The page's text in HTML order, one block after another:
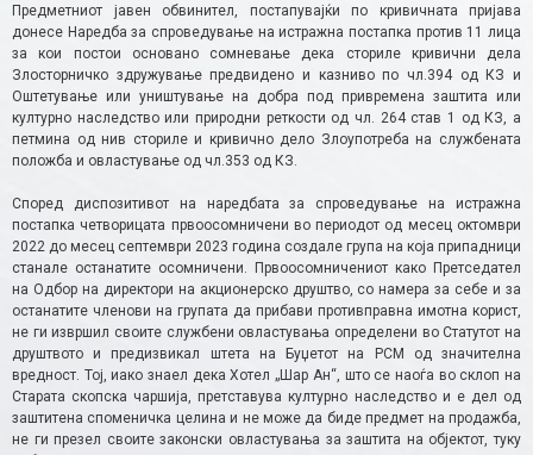
Предметниот јавен обвинител, постапувајќи по кривичната пријава
донесе Наредба за спроведување на истражна постапка против 11 лица
за кои постои основано сомневање дека сториле кривични дела
Злосторничко здружување предвидено и казниво по чл.394 од КЗ и
Оштетување или уништување на добра под привремена заштита или
културно наследство или природни реткости од чл. 264 став 1 од КЗ, а
петмина од нив сториле и кривично дело Злоупотреба на службената
положба и овластување од чл.353 од КЗ.
Според диспозитивот на наредбата за спроведување на истражна
постапка четворицата првоосомничени во периодот од месец октомври
2022 до месец септември 2023 година создале група на која припадници
станале останатите осомничени. Првоосомничениот како Претседател
на Одбор на директори на акционерско друштво, со намера за себе и за
останатите членови на групата да прибави противправна имотна корист,
не ги извршил своите службени овластувања определени во Статутот на
друштвото и предизвикал штета на Буџетот на РСМ од значителна
вредност. Тој, иако знаел дека Хотел „Шар Ан“, што се наоѓа во склоп на
Старата скопска чаршија, претставува културно наследство и е дел од
заштитена споменичка целина и не може да биде предмет на продажба,
не ги презел своите законски овластувања за заштита на објектот, туку